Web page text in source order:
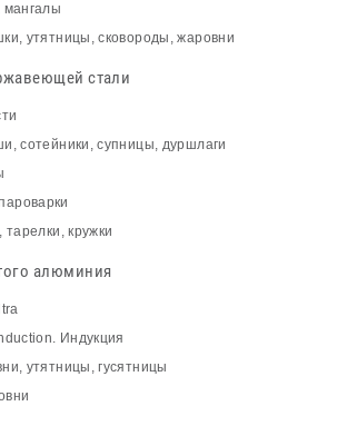
мангалы
утятницы, сковороды, жаровни
стали
сотейники, супницы, дуршлаги
тарелки, кружки
алюминия
Индукция
утятницы, гусятницы